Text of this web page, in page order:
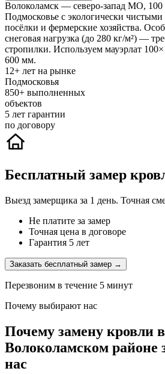
Волоколамск — северо-запад МО,
Подмосковье с экологически
посёлки и фермерские хозяйства.
снеговая нагрузка (до 280 кг/м²) —
стропилки. Используем мауэрлат
600 мм.
12+ лет на рынке
Подмосковья
850+ выполненных
объектов
5 лет гарантии
по договору
Бесплатный замер
Выезд замерщика за 1 день. Точная
Не платите за замер
Точная цена в договоре
Гарантия 5 лет
Заказать бесплатный замер →
Перезвоним в течение 5 минут
Почему выбирают нас
Почему замену кровли в
Волоколамском районе
нас